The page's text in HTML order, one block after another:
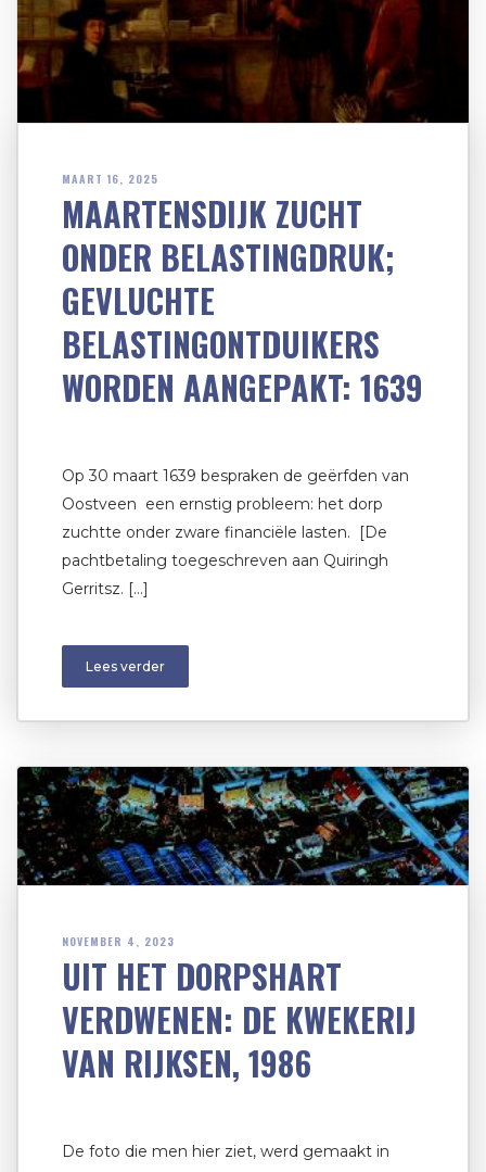
MAART 16, 2025
MAARTENSDIJK ZUCHT
ONDER BELASTINGDRUK;
GEVLUCHTE
BELASTINGONTDUIKERS
WORDEN AANGEPAKT: 1639
Op 30 maart 1639 bespraken de geërfden van
Oostveen een ernstig probleem: het dorp
zuchtte onder zware financiële lasten. [De
pachtbetaling toegeschreven aan Quiringh
Gerritsz. […]
Lees verder
NOVEMBER 4, 2023
UIT HET DORPSHART
VERDWENEN: DE KWEKERIJ
VAN RIJKSEN, 1986
De foto die men hier ziet, werd gemaakt in